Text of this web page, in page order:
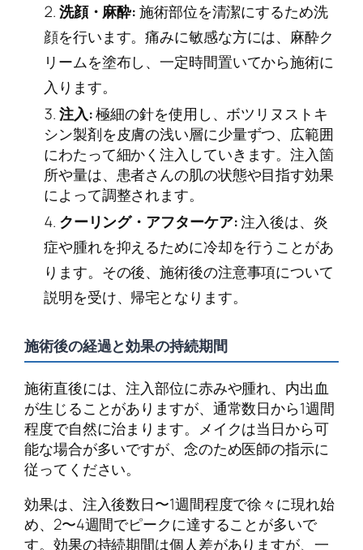
洗顔・麻酔:施術部位を清潔にするため洗
顔を行います。痛みに敏感な方には、麻酔ク
リームを塗布し、一定時間置いてから施術に
入ります。
注入:極細の針を使用し、ボツリヌストキ
シン製剤を皮膚の浅い層に少量ずつ、広範囲
にわたって細かく注入していきます。注入箇
所や量は、患者さんの肌の状態や目指す効果
によって調整されます。
クーリング・アフターケア:注入後は、炎
症や腫れを抑えるために冷却を行うことがあ
ります。その後、施術後の注意事項について
説明を受け、帰宅となります。
施術後の経過と効果の持続期間
施術直後には、注入部位に赤みや腫れ、内出血
が生じることがありますが、通常数日から1週間
程度で自然に治まります。メイクは当日から可
能な場合が多いですが、念のため医師の指示に
従ってください。
効果は、注入後数日〜1週間程度で徐々に現れ始
め、2〜4週間でピークに達することが多いで
す。効果の持続期間は個人差がありますが、一